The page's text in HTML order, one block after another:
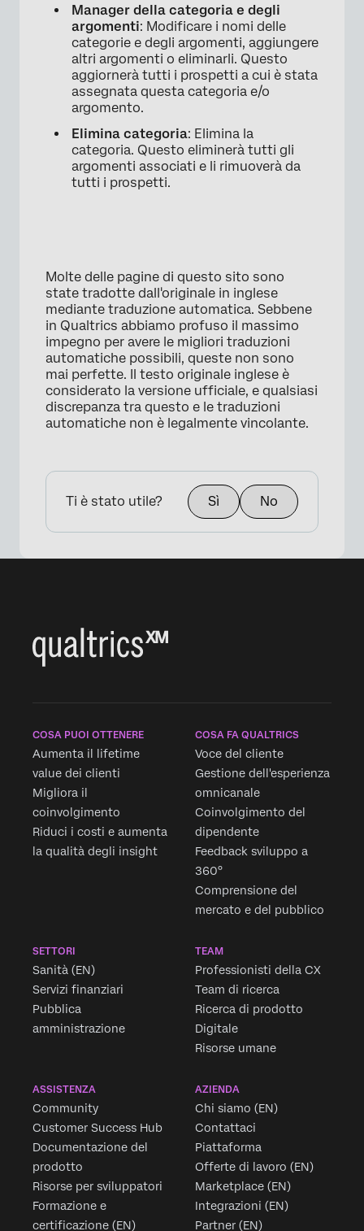
Manager della categoria e degli
argomenti: Modificare i nomi delle
categorie e degli argomenti, aggiungere
altri argomenti o eliminarli. Questo
aggiornerà tutti i prospetti a cui è stata
assegnata questa categoria e/o
argomento.
Elimina categoria: Elimina la
categoria. Questo eliminerà tutti gli
argomenti associati e li rimuoverà da
tutti i prospetti.
Molte delle pagine di questo sito sono
state tradotte dall'originale in inglese
mediante traduzione automatica. Sebbene
in Qualtrics abbiamo profuso il massimo
impegno per avere le migliori traduzioni
automatiche possibili, queste non sono
mai perfette. Il testo originale inglese è
considerato la versione ufficiale, e qualsiasi
discrepanza tra questo e le traduzioni
automatiche non è legalmente vincolante.
Ti è stato utile? Sì No
COSA PUOI OTTENERE
Aumenta il lifetime
value dei clienti
Migliora il
coinvolgimento
Riduci i costi e aumenta
la qualità degli insight
COSA FA QUALTRICS
Voce del cliente
Gestione dell'esperienza
omnicanale
Coinvolgimento del
dipendente
Feedback sviluppo a
360°
Comprensione del
mercato e del pubblico
SETTORI
Sanità (EN)
Servizi finanziari
Pubblica
amministrazione
TEAM
Professionisti della CX
Team di ricerca
Ricerca di prodotto
Digitale
Risorse umane
ASSISTENZA
Community
Customer Success Hub
Documentazione del
prodotto
Risorse per sviluppatori
Formazione e
certificazione (EN)
AZIENDA
Chi siamo (EN)
Contattaci
Piattaforma
Offerte di lavoro (EN)
Marketplace (EN)
Integrazioni (EN)
Partner (EN)